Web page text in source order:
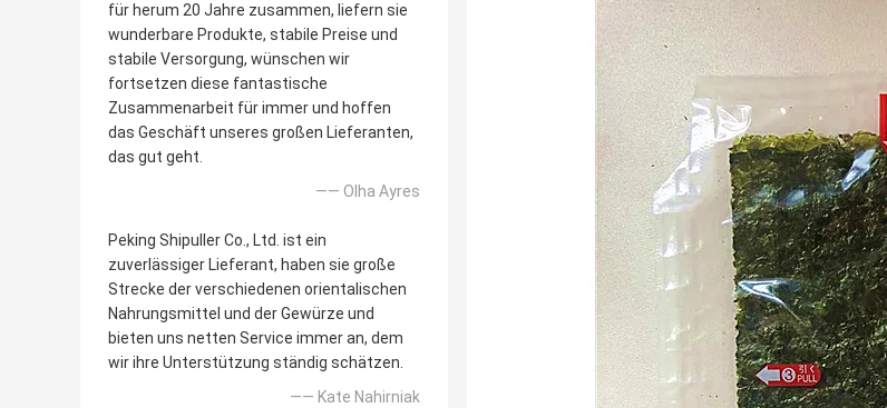
für herum 20 Jahre zusammen, liefern sie
wunderbare Produkte, stabile Preise und
stabile Versorgung, wünschen wir
fortsetzen diese fantastische
Zusammenarbeit für immer und hoffen
das Geschäft unseres großen Lieferanten,
das gut geht.
—— Olha Ayres
Peking Shipuller Co., Ltd. ist ein
zuverlässiger Lieferant, haben sie große
Strecke der verschiedenen orientalischen
Nahrungsmittel und der Gewürze und
bieten uns netten Service immer an, dem
wir ihre Unterstützung ständig schätzen.
—— Kate Nahirniak